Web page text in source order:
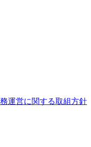
運営に関する取組方針